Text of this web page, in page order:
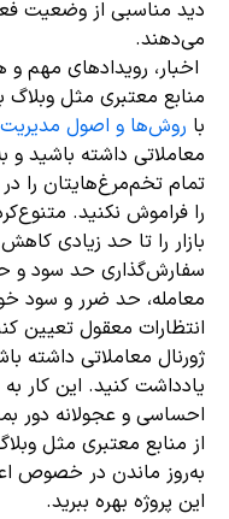
دید مناسبی از وضعیت
می‌دهند.
اخبار، رویدادهای مهم و
منابع معتبری مثل وبلاگ بیت ۲۴
با روش‌ها و اصول
معاملاتی داشته باشید و
تمام تخم‌مرغ‌هایتان را
را فراموش نکنید.
بازار را تا حد زیادی
سفارش‌گذاری حد سود و
معامله، حد ضرر و سود
انتظارات معقول تعیین
ژورنال معاملاتی داشته
یادداشت کنید. این کار
احساسی و عجولانه دور
به‌روز ماندن در خصوص
این پروژه بهره ببرید.